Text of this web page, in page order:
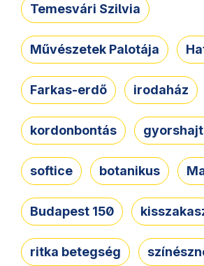
Temesvári Szilvia
Művészetek Palotája
Farkas-erdő irodaház
kordonbontás
softice botanikus
Budapest 150
ritka betegség